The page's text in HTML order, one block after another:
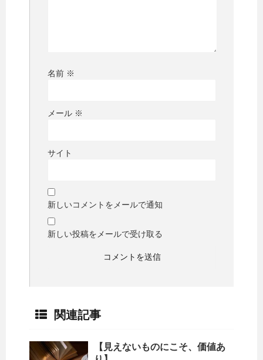
名前 ※
メール ※
サイト
新しいコメントをメールで通知
新しい投稿をメールで受け取る
関連記事
【見えないものにこそ、価値あ